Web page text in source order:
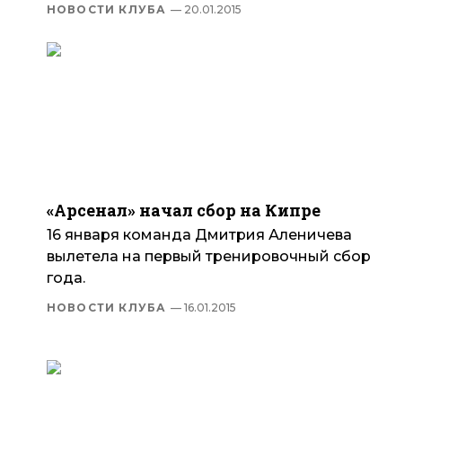
НОВОСТИ КЛУБА — 20.01.2015
«Арсенал» начал сбор на Кипре
16 января команда Дмитрия Аленичева
вылетела на первый тренировочный сбор
года.
НОВОСТИ КЛУБА — 16.01.2015